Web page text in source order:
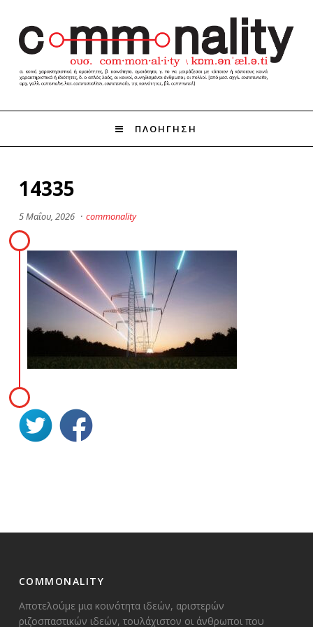
ΠΛΟΗΓΗΣΗ
14335
5 Μαΐου, 2026 · commonality
COMMONALITY
Αποτελούμε μια κοινότητα ιδεών, αριστερών
ριζοσπαστικών ιδεών, τουλάχιστον οι άνθρωποι που